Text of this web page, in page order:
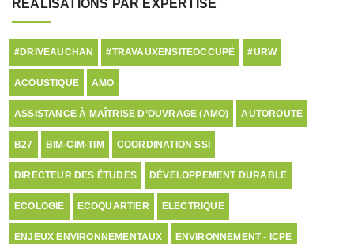
RÉALISATIONS PAR EXPERTISE
#DRIVEAUCHAN #TRAVAUXENSITEOCCUPÉ #URW
ACOUSTIQUE AMO
ASSISTANCE À MAÎTRISE D’OUVRAGE (AMO) AUTOROUTE
B27 BIM-CIM-TIM COORDINATION SSI
DIRECTEUR DES ÉTUDES DÉVELOPPEMENT DURABLE
ECOLOGIE ECOQUARTIER ELECTRIQUE
ENJEUX ENVIRONNEMENTAUX ENVIRONNEMENT - ICPE